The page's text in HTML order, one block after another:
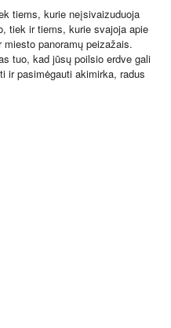
tiems, kurie neįsivaizuduoja
tiek ir tiems, kurie svajoja apie
panoramų peizažais.
tuo, kad jūsų poilsio erdve gali
ir pasimėgauti akimirka, radus